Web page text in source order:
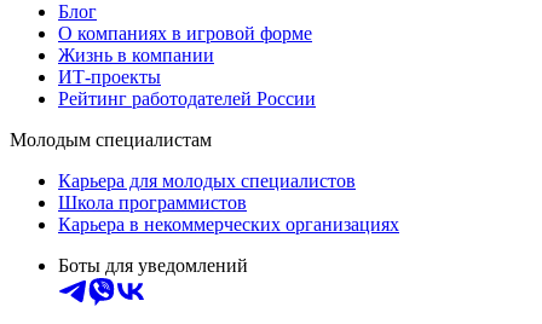
Блог
О компаниях в игровой форме
Жизнь в компании
ИТ-проекты
Рейтинг работодателей России
Молодым специалистам
Карьера для молодых специалистов
Школа программистов
Карьера в некоммерческих организациях
Боты для уведомлений